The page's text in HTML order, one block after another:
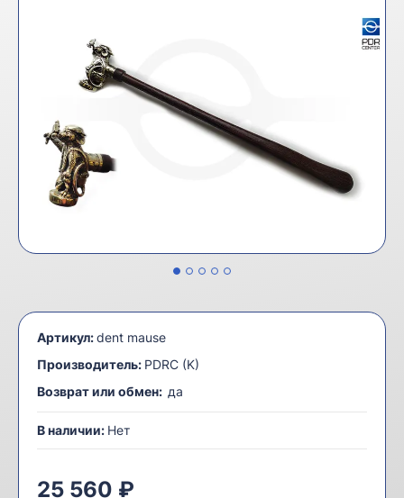
Артикул:dent mause
Производитель: PDRC (K)
Возврат или обмен: да
В наличии: Нет
25 560 ₽